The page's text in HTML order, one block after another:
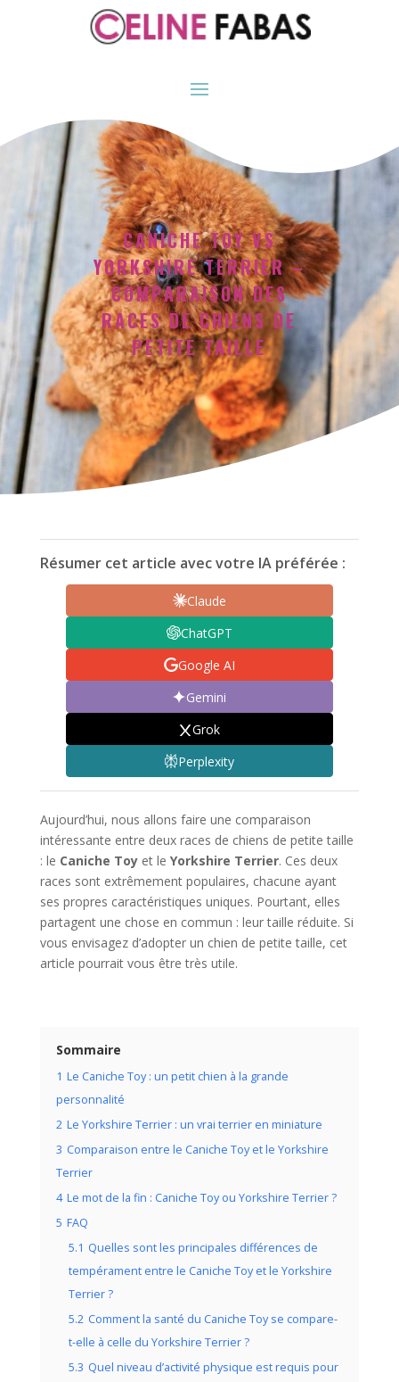
CANICHE TOY VS
YORKSHIRE TERRIER –
COMPARAISON DES
RACES DE CHIENS DE
PETITE TAILLE
Résumer cet article avec votre IA préférée :
Claude
ChatGPT
Google AI
Gemini
Grok
Perplexity
Aujourd’hui, nous allons faire une comparaison
intéressante entre deux races de chiens de petite taille
: le Caniche Toyet le Yorkshire Terrier. Ces deux
races sont extrêmement populaires, chacune ayant
ses propres caractéristiques uniques. Pourtant, elles
partagent une chose en commun : leur taille réduite. Si
vous envisagez d’adopter un chien de petite taille, cet
article pourrait vous être très utile.
Sommaire
1 Le Caniche Toy : un petit chien à la grande
personnalité
2 Le Yorkshire Terrier : un vrai terrier en miniature
3 Comparaison entre le Caniche Toy et le Yorkshire
Terrier
4 Le mot de la fin : Caniche Toy ou Yorkshire Terrier ?
5 FAQ
5.1 Quelles sont les principales différences de
tempérament entre le Caniche Toy et le Yorkshire
Terrier ?
5.2 Comment la santé du Caniche Toy se compare-
t-elle à celle du Yorkshire Terrier ?
5.3 Quel niveau d’activité physique est requis pour